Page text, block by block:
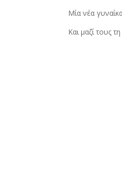
Μία νέα
Και μαζί τους